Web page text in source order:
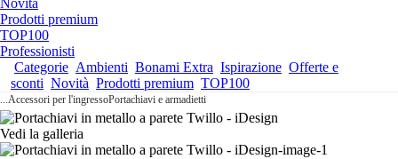
Novità
Prodotti premium
TOP100
Professionisti
Categorie Ambienti Bonami Extra Ispirazione Offerte e
sconti Novità Prodotti premium TOP100
...Accessori per l'ingressoPortachiavi e armadietti
Vedi la galleria